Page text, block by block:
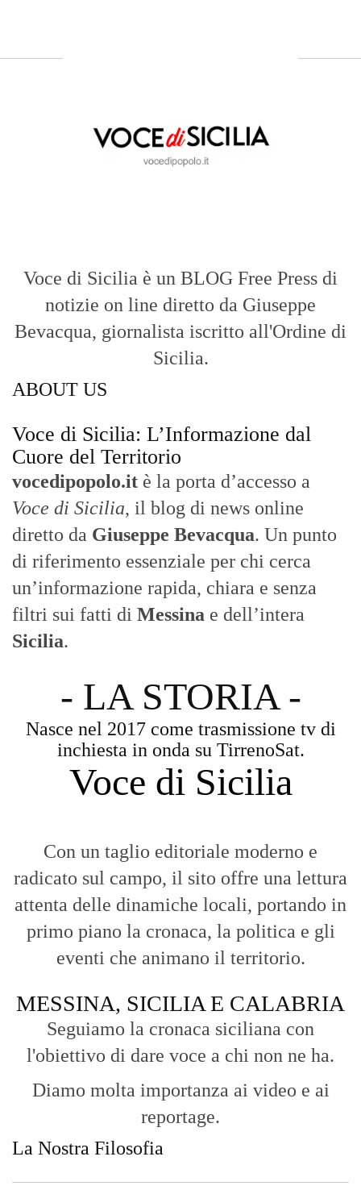
Voce di Sicilia è un BLOG Free Press di
notizie on line diretto da Giuseppe
Bevacqua, giornalista iscritto all'Ordine di
Sicilia.
ABOUT US
Voce di Sicilia: L’Informazione dal
Cuore del Territorio
vocedipopolo.it è la porta d’accesso a
Voce di Sicilia, il blog di news online
diretto da Giuseppe Bevacqua. Un punto
di riferimento essenziale per chi cerca
un’informazione rapida, chiara e senza
filtri sui fatti di Messina e dell’intera
Sicilia.
- LA STORIA -
Nasce nel 2017 come trasmissione tv di
inchiesta in onda su TirrenoSat.
Voce di Sicilia
Con un taglio editoriale moderno e
radicato sul campo, il sito offre una lettura
attenta delle dinamiche locali, portando in
primo piano la cronaca, la politica e gli
eventi che animano il territorio.
MESSINA, SICILIA E CALABRIA
Seguiamo la cronaca siciliana con
l'obiettivo di dare voce a chi non ne ha.
Diamo molta importanza ai video e ai
reportage.
La Nostra Filosofia